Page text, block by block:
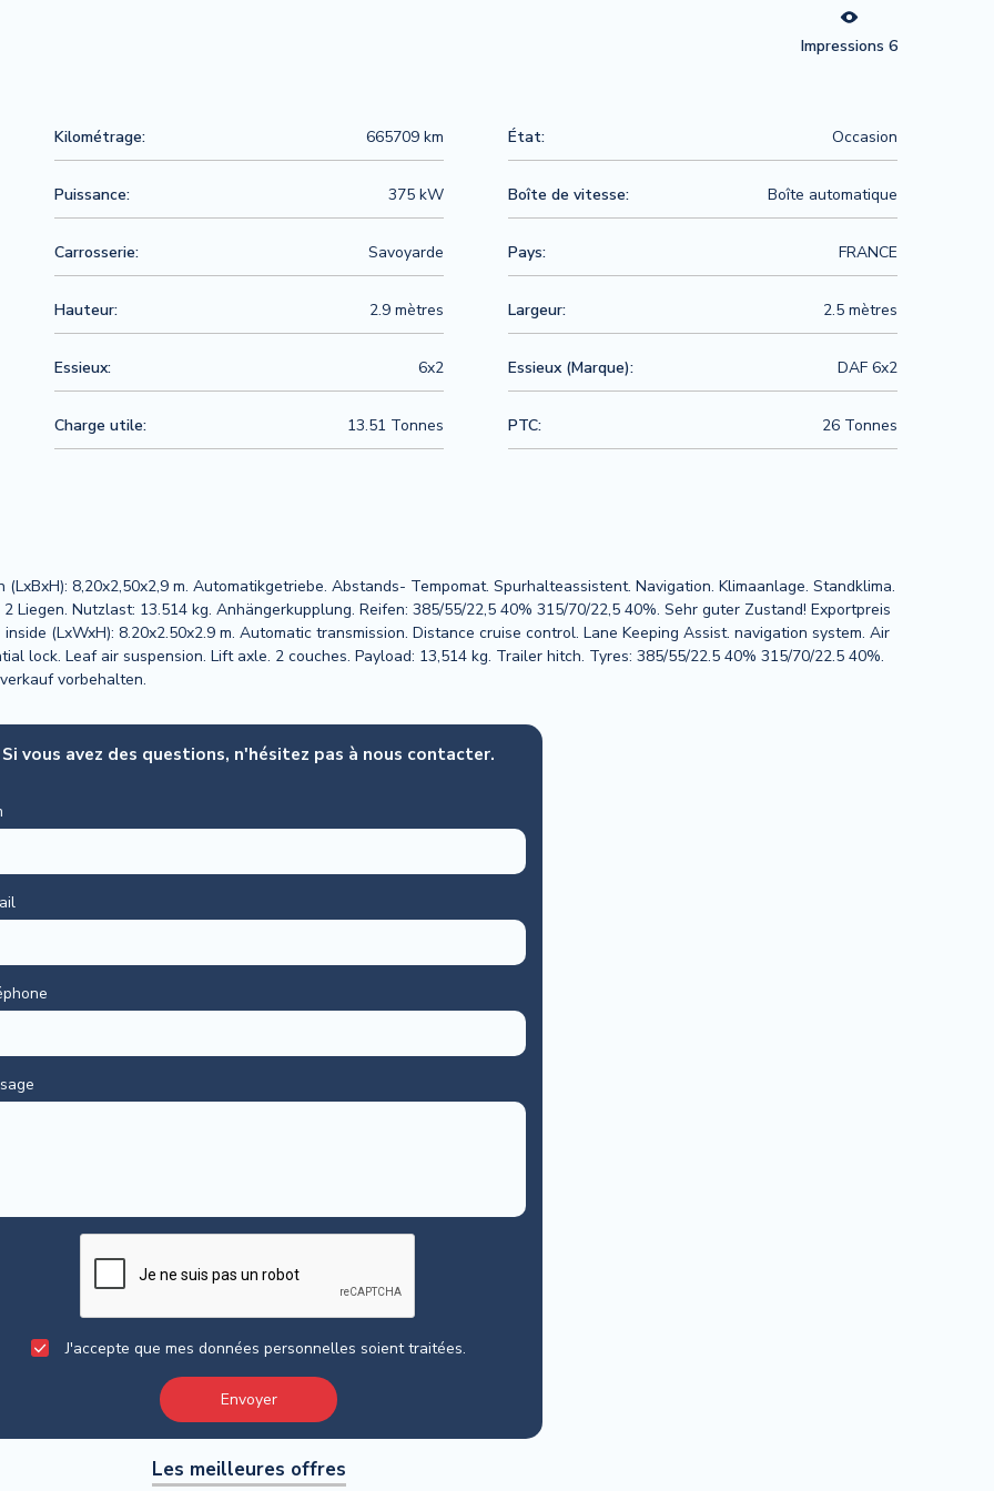
Impressions 6
Kilométrage: 665709 km État: Occasion
Puissance: 375 kW Boîte de vitesse: Boîte automatique
Carrosserie: Savoyarde Pays: FRANCE
Hauteur: 2.9 mètres Largeur: 2.5 mètres
Essieux: 6x2 Essieux (Marque): DAF 6x2
Charge utile: 13.51 Tonnes PTC: 26 Tonnes
8,20x2,50x2,9 m. Automatikgetriebe. Abstands- Tempomat. Spurhalteassistent. Navigation. Klimaanlage. Standklima.
Nutzlast: 13.514 kg. Anhängerkupplung. Reifen: 385/55/22,5 40% 315/70/22,5 40%. Sehr guter Zustand! Exportpreis
(LxWxH): 8.20x2.50x2.9 m. Automatic transmission. Distance cruise control. Lane Keeping Assist. navigation system. Air
lock. Leaf air suspension. Lift axle. 2 couches. Payload: 13,514 kg. Trailer hitch. Tyres: 385/55/22.5 40% 315/70/22.5 40%.
vorbehalten.
Si vous avez des questions, n'hésitez pas à nous contacter.
J'accepte que mes données personnelles soient traitées.
Envoyer
Les meilleures offres